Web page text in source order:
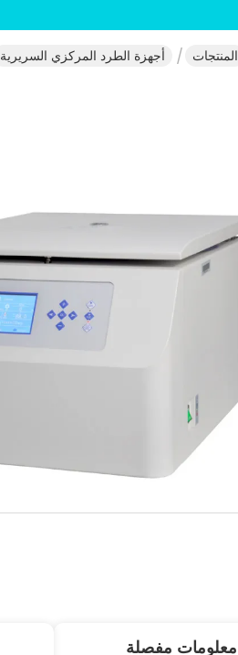
المنتجات أجهزة الطرد المركزي السريرية
معلومات مفصلة